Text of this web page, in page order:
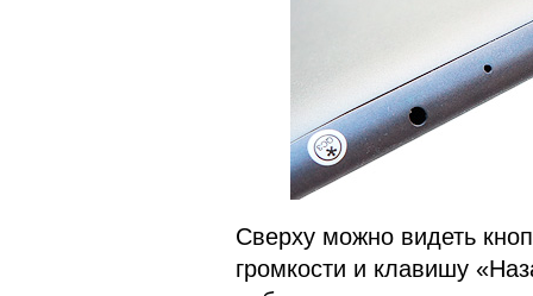
Сверху можно видеть
громкости и клавишу